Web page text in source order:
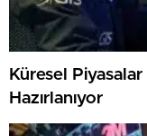
Küresel
Hazırlanıyor